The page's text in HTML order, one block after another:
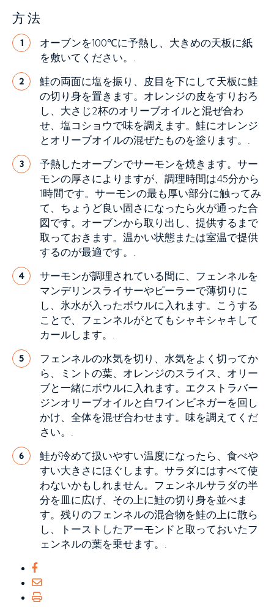
方法
1
オーブンを100℃に予熱し、大きめの天板に紙
を敷いてください。.
2
鮭の両面に塩を振り、皮目を下にして天板に鮭
の切り身を置きます。オレンジの皮をすりおろ
し、大さじ2杯のオリーブオイルと混ぜ合わ
せ、塩コショウで味を調えます。鮭にオレンジ
とオリーブオイルの混ぜたものを塗ります。.
3
予熱したオーブンでサーモンを焼きます。サー
モンの厚さによりますが、調理時間は45分から
1時間です。サーモンの最も厚い部分に触ってみ
て、ちょうど良い固さになったら火が通った合
図です。オーブンから取り出し、提供するまで
取っておきます。温かい状態または室温で提供
するのが最適です。.
4
サーモンが調理されている間に、フェンネルを
マンデリンスライサーやピーラーで薄切りに
し、氷水が入ったボウルに入れます。こうする
ことで、フェンネルがとてもシャキシャキして
カールします。.
5
フェンネルの水気を切り、水気をよく切ってか
ら、ミントの葉、オレンジのスライス、オリー
ブと一緒にボウルに入れます。エクストラバー
ジンオリーブオイルと白ワインビネガーを回し
かけ、全体を混ぜ合わせます。味を調えてくだ
さい。.
6
鮭が冷めて扱いやすい温度になったら、食べや
すい大きさにほぐします。サラダにはすべて使
わないかもしれません。フェンネルサラダの半
分を皿に広げ、その上に鮭の切り身を並べま
す。残りのフェンネルの混合物を鮭の上に散ら
し、トーストしたアーモンドと取っておいたフ
ェンネルの葉を乗せます。.